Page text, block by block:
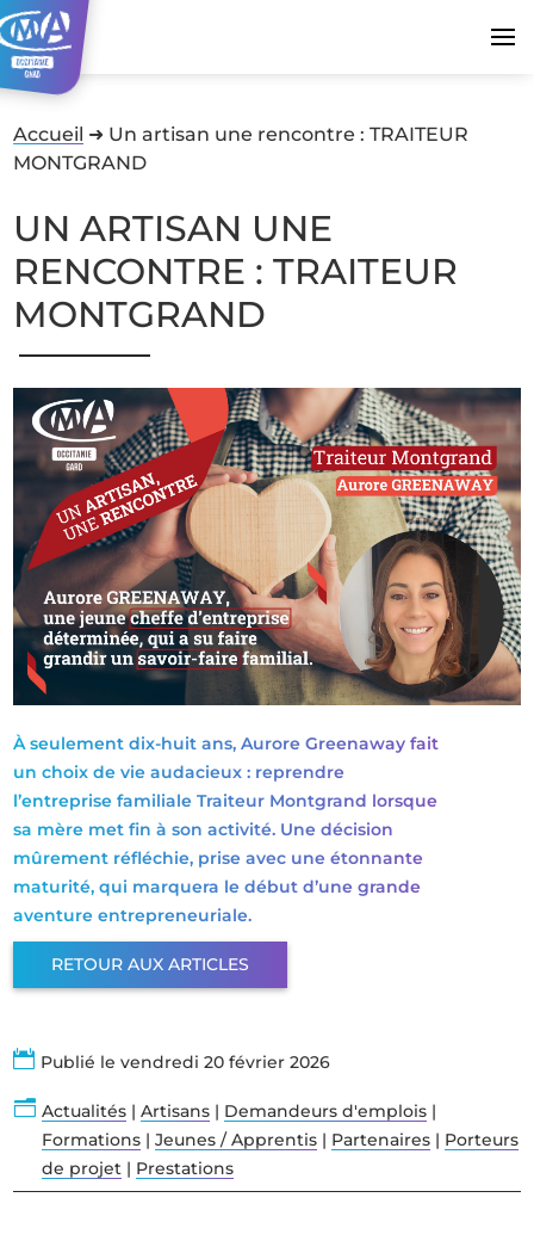
Accueil ➜ Un artisan une rencontre : TRAITEUR
MONTGRAND
UN ARTISAN UNE
RENCONTRE : TRAITEUR
MONTGRAND
À seulement dix-huit ans, Aurore Greenaway fait
un choix de vie audacieux : reprendre
l’entreprise familiale Traiteur Montgrand lorsque
sa mère met fin à son activité. Une décision
mûrement réfléchie, prise avec une étonnante
maturité, qui marquera le début d’une grande
aventure entrepreneuriale.
RETOUR AUX ARTICLES
 Publié le vendredi 20 février 2026
n Actualités| Artisans| Demandeurs d'emplois|
Formations| Jeunes / Apprentis| Partenaires| Porteurs
de projet| Prestations